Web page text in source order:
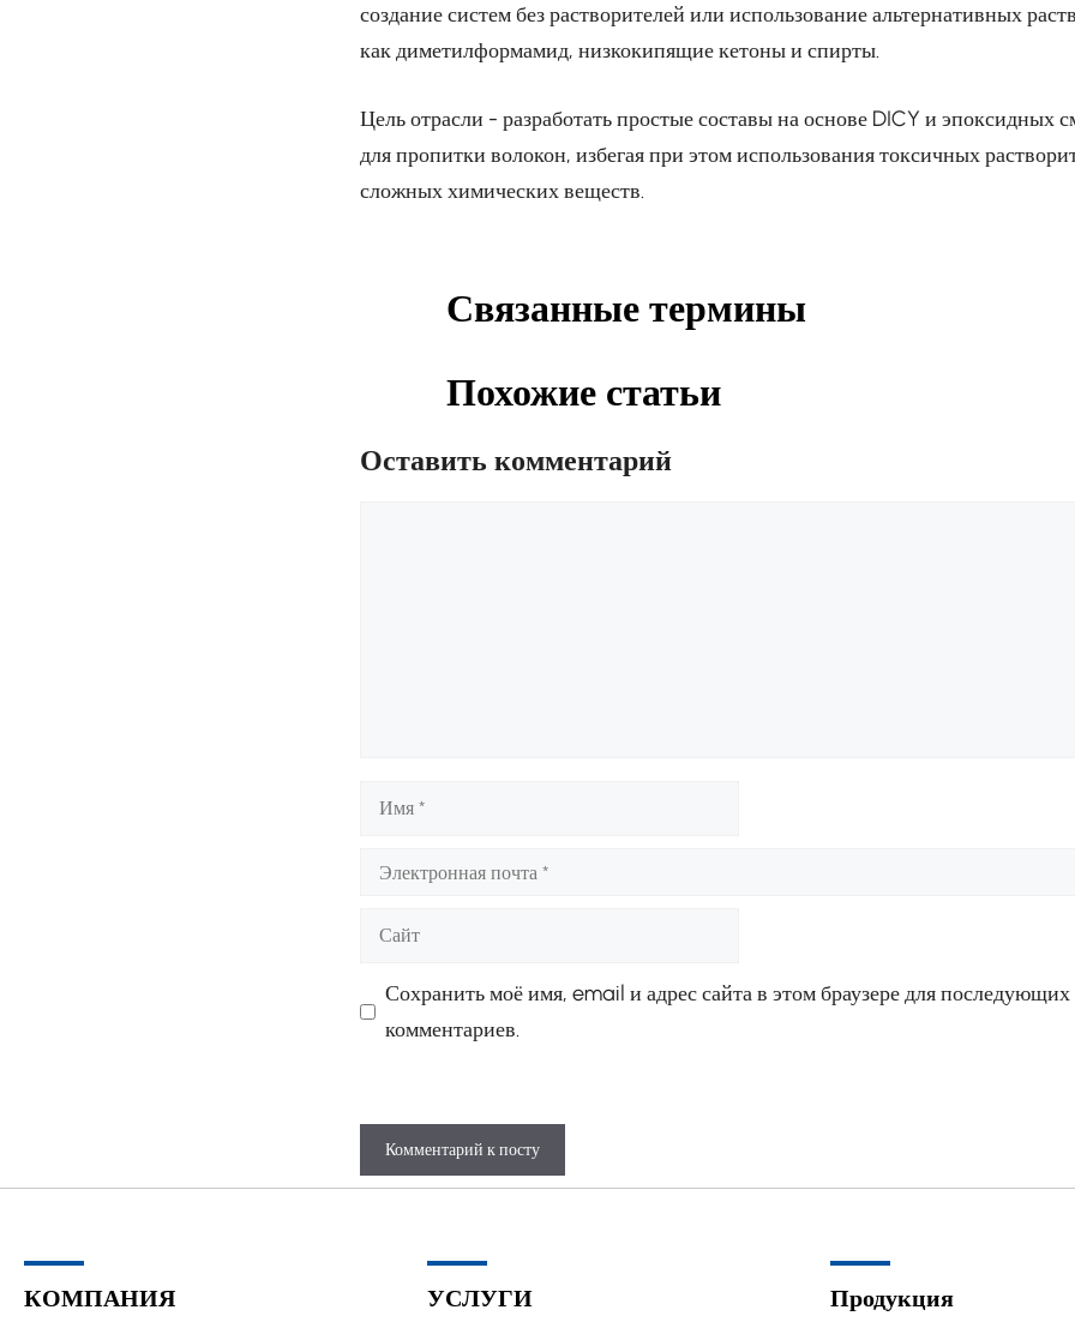
создание систем без растворителей или использование альтернативных
как диметилформамид, низкокипящие кетоны и спирты.
Цель отрасли - разработать простые составы на основе DICY и эпоксидных
для пропитки волокон, избегая при этом использования токсичных
сложных химических веществ.
Связанные термины
Похожие статьи
Оставить комментарий
Имя
Электронная
Сайт
Сохранить моё имя, email и адрес сайта в этом браузере для
комментариев.
КОМПАНИЯ УСЛУГИ Продукция